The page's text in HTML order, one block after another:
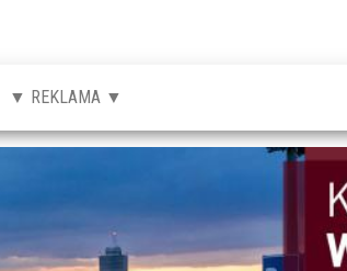
▼ REKLAMA ▼